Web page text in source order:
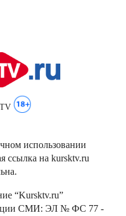
использовании
ссылка на kursktv.ru
“Kursktv.ru”
СМИ: ЭЛ № ФС 77 -